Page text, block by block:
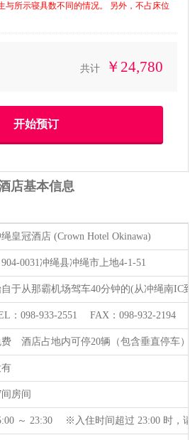
与所示寝具数不同的情况。 另外，不占床位
共计 ￥24,780
店基本信息
皇冠酒店 (Crown Hotel Okinawa)
904-0031冲绳县冲绳市上地4-1-51
于从那霸机场驾车40分钟的(从冲绳南IC
：098-933-2551 FAX：098-932-2194
费 酒店占地内可停20辆（包含垂直停车）
间房间
～ 23:30 ※入住时间超过 23:00 时，请